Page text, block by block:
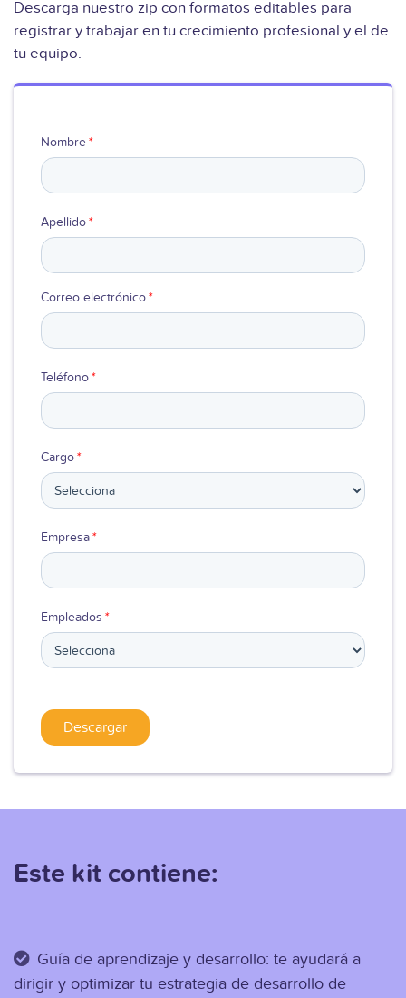
Ver video
Descarga nuestro zip con formatos editables para
registrar y trabajar en tu crecimiento profesional y el de
tu equipo.
Nombre*
Apellido*
Correo electrónico*
Teléfono*
Cargo*
Empresa*
Empleados *
Este kit contiene:
Guía de aprendizaje y desarrollo: te ayudará a
dirigir y optimizar tu estrategia de desarrollo de